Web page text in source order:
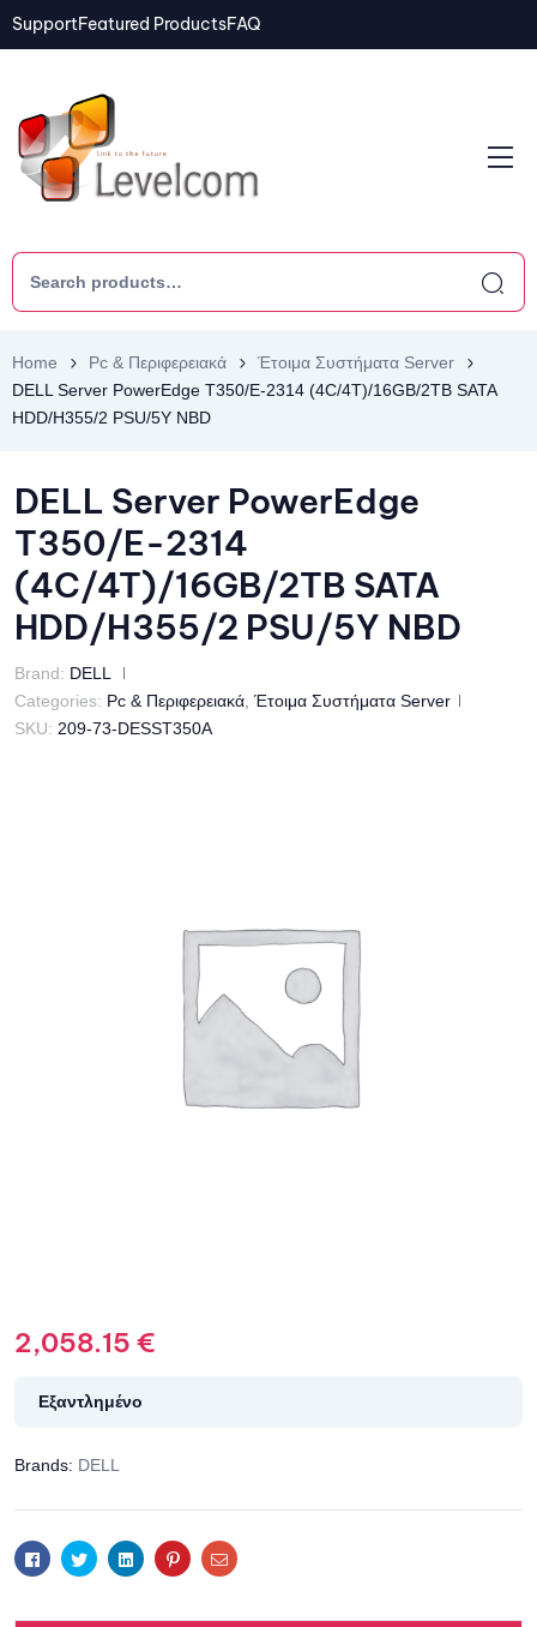
SupportFeatured ProductsFAQ
Home Pc & Περιφερειακά
Έτοιμα Συστήματα Server
DELL Server PowerEdge T350/E-2314 (4C/4T)/16GB/2TB SATA
HDD/H355/2 PSU/5Y NBD
DELL Server PowerEdge
T350/E-2314
(4C/4T)/16GB/2TB SATA
HDD/H355/2 PSU/5Y NBD
Brand: DELL
Categories: Pc & Περιφερειακά Έτοιμα Συστήματα Server
SKU: 209-73-DESST350A
2,058.15 €
Εξαντλημένο
Brands: DELL
FacebookTwitterLinkedinPinterestEmail